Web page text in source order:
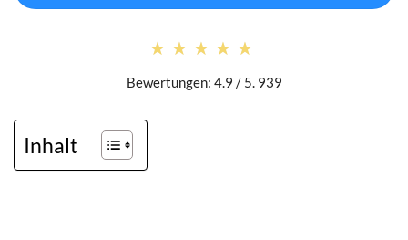
★★★★★
★★★★★
Bewertungen: 4.9 / 5. 939
Inhalt